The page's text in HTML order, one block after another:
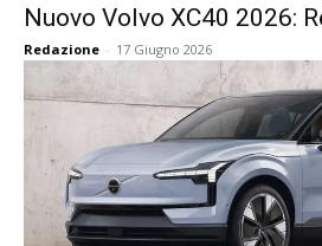
Nuovo Volvo XC40 2026:
Redazione - 17 Giugno 2026